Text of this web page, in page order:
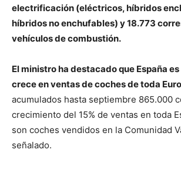
electrificación (eléctricos, híbridos
híbridos no enchufables) y 18.773
vehículos de combustión.
El ministro ha destacado que España
crece en ventas de coches de toda
acumulados hasta septiembre 865.000
crecimiento del 15% de ventas en toda
son coches vendidos en la Comunidad
señalado.